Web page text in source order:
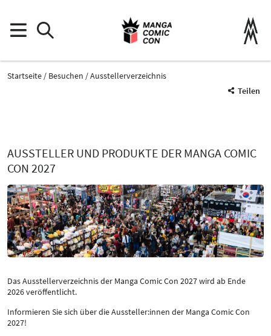
Startseite Besuchen
Ausstellerverzeichnis
Teilen
AUSSTELLER UND PRODUKTE DER MANGA COMIC
CON 2027
Das Ausstellerverzeichnis der Manga Comic Con 2027 wird ab Ende
2026 veröffentlicht.
Informieren Sie sich über die Aussteller:innen der Manga Comic Con
2027!